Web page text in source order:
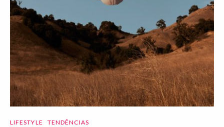
LIFESTYLE TENDÊNCIAS